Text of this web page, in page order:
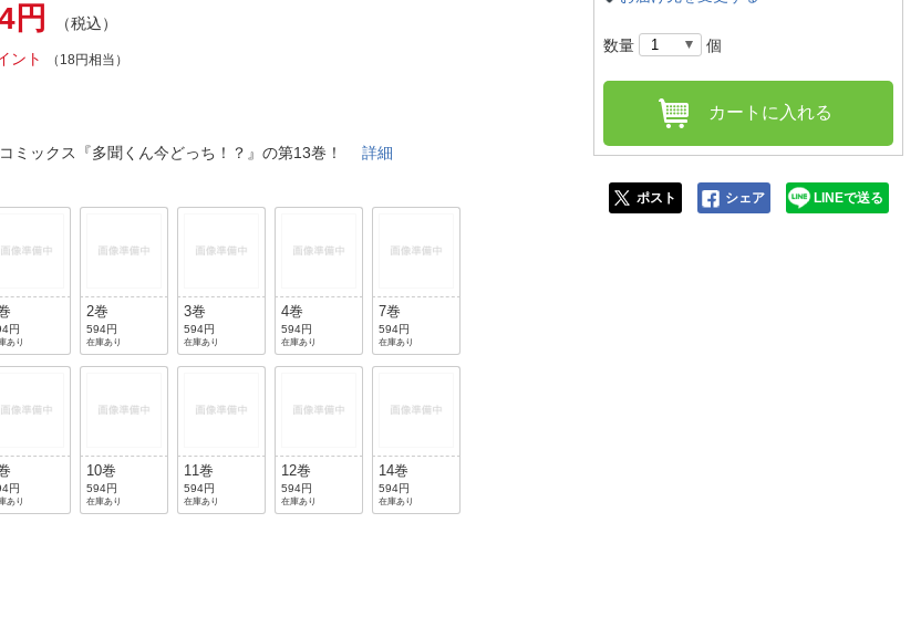
お客様サポート
円
（税込）
ント （18円相当）
ミックス『多聞くん今どっち！？』の第13巻！詳細
円
あり
2巻
594円
在庫あり
3巻
594円
在庫あり
4巻
594円
在庫あり
7巻
594円
在庫あり
円
あり
10巻
594円
在庫あり
11巻
594円
在庫あり
12巻
594円
在庫あり
14巻
594円
在庫あり
数量 個
カートに入れる
ポスト シェア LINEで送る